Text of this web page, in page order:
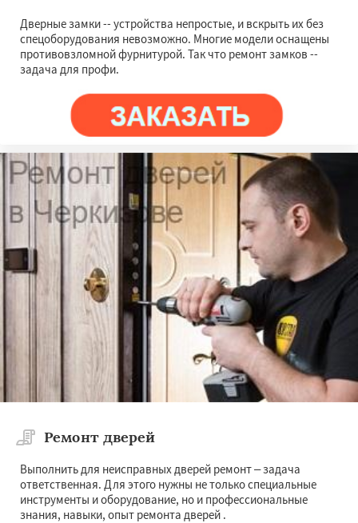
Дверные замки -- устройства непростые, и вскрыть их без
спецоборудования невозможно. Многие модели оснащены
противовзломной фурнитурой. Так что ремонт замков --
задача для профи.
Ремонт дверей
Выполнить для неисправных дверей ремонт – задача
ответственная. Для этого нужны не только специальные
инструменты и оборудование, но и профессиональные
знания, навыки, опыт ремонта дверей .